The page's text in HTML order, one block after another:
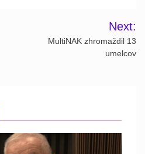
Next:
MultiNAK zhromaždil 13
umelcov